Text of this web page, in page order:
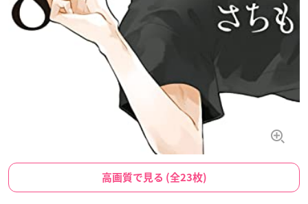
高画質で見る (全23枚)